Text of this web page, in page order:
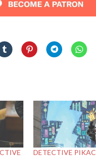
DETECTIVE